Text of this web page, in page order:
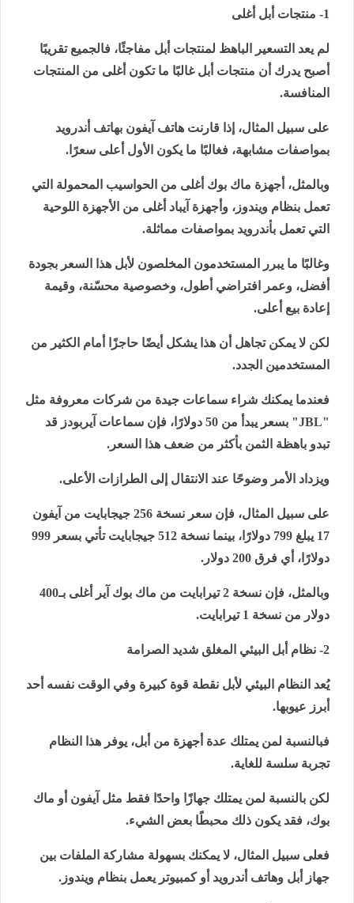
1- منتجات أبل أغلى
لم يعد التسعير الباهظ لمنتجات أبل مفاجئًا، فالجميع تقريبًا
أصبح يدرك أن منتجات أبل غالبًا ما تكون أغلى من المنتجات
المنافسة.
على سبيل المثال، إذا قارنت هاتف آيفون بهاتف أندرويد
بمواصفات مشابهة، فغالبًا ما يكون الأول أعلى سعرًا.
وبالمثل، أجهزة ماك بوك أغلى من الحواسيب المحمولة التي
تعمل بنظام ويندوز، وأجهزة آيباد أغلى من الأجهزة اللوحية
التي تعمل بأندرويد بمواصفات مماثلة.
وغالبًا ما يبرر المستخدمون المخلصون لأبل هذا السعر بجودة
أفضل، وعمر افتراضي أطول، وخصوصية محسّنة، وقيمة
إعادة بيع أعلى.
لكن لا يمكن تجاهل أن هذا يشكل أيضًا حاجزًا أمام الكثير من
المستخدمين الجدد.
فعندما يمكنك شراء سماعات جيدة من شركات معروفة مثل
"
JBL
" بسعر يبدأ من 50 دولارًا، فإن سماعات آيربودز قد
تبدو باهظة الثمن بأكثر من ضعف هذا السعر.
ويزداد الأمر وضوحًا عند الانتقال إلى الطرازات الأعلى.
على سبيل المثال، فإن سعر نسخة 256 جيجابايت من آيفون
17 يبلغ 799 دولارًا، بينما نسخة 512 جيجابايت تأتي بسعر 999
دولارًا، أي فرق 200 دولار.
وبالمثل، فإن نسخة 2 تيرابايت من ماك بوك آير أغلى بـ400
دولار من نسخة 1 تيرابايت.
2- نظام أبل البيئي المغلق شديد الصرامة
يُعد النظام البيئي لأبل نقطة قوة كبيرة وفي الوقت نفسه أحد
أبرز عيوبها.
فبالنسبة لمن يمتلك عدة أجهزة من أبل، يوفر هذا النظام
تجربة سلسة للغاية.
لكن بالنسبة لمن يمتلك جهازًا واحدًا فقط مثل آيفون أو ماك
بوك، فقد يكون ذلك محبطًا بعض الشيء.
فعلى سبيل المثال، لا يمكنك بسهولة مشاركة الملفات بين
جهاز أبل وهاتف أندرويد أو كمبيوتر يعمل بنظام ويندوز.